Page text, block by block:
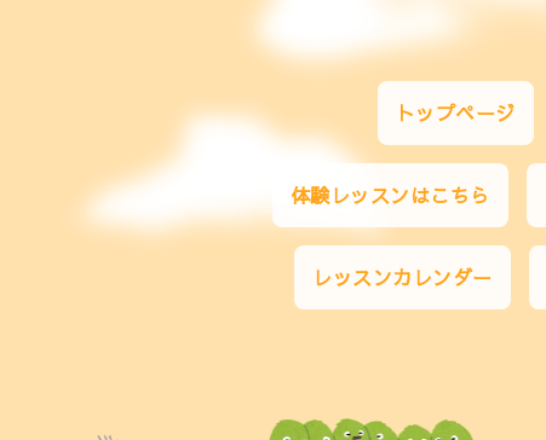
トップページ
体験レッスンはこちら
レッスンカレンダー